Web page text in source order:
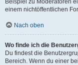
Beispiel zu Moderatoren
einem nichtöffentlichen
Nach oben
Wo finde ich die
Du findest die
Bereich. Wenn du einer